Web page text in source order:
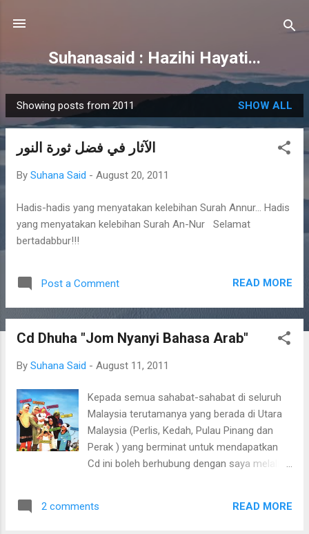
Suhanasaid : Hazihi Hayati...
P
o
Showing posts from 2011 SHOW ALL
الآثار في فضل ثورة النور
By Suhana Said - August 20, 2011
Hadis-hadis yang menyatakan kelebihan Surah Annur... Hadis
yang menyatakan kelebihan Surah An-Nur Selamat
bertadabbur!!!
Post a Comment READ MORE
Cd Dhuha "Jom Nyanyi Bahasa Arab"
By Suhana Said - August 11, 2011
Kepada semua sahabat-sahabat di seluruh
Malaysia terutamanya yang berada di Utara
Malaysia (Perlis, Kedah, Pulau Pinang dan
Perak ) yang berminat untuk mendapatkan
Cd ini boleh berhubung dengan saya melalui :
Sebahagian Daripada Iman 3. Di Rumah Kami
2 comments READ MORE